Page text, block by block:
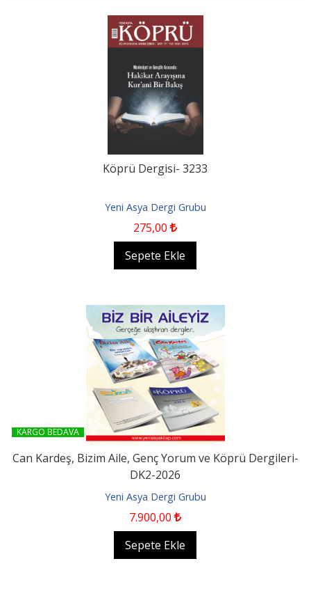
Köprü Dergisi- 3233
Yeni Asya Dergi Grubu
275,00
Sepete Ekle
KARGO BEDAVA
Can Kardeş, Bizim Aile, Genç Yorum ve Köprü Dergileri-
DK2-2026
Yeni Asya Dergi Grubu
7.900,00
Sepete Ekle